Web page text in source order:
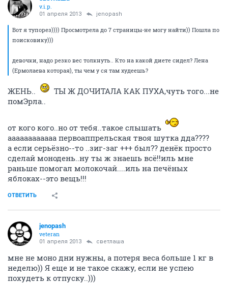
v.i.p.
01 апреля 2013 jenopash
Вот я тупорез)))) Просмотрела до 7 страницы-не могу найти)) Пошла по
поисковику)))
девочки, надо резко вес толкнуть.. Кто на какой диете сидел? Лена
(Ермолаева которая), ты чем у ся там худеешь?
ЖЕНЬ..
ТЫ Ж ДОЧИТАЛА КАК ПУХА,чуть того...не
помЭрла..
от кого кого..но от тебя..такое слышать
аааааааааааа первоаппрельская твоя шутка дда????
а если серьёзно--то ..зиг-заг +++ был?? денёк просто
сделай монодень..ну ты ж знаешь всё!!иль мне
раньше помогал молокочай....иль на печёных
яблоках--это вещь!!!
ОТВЕТИТЬ
jenopash
veteran
01 апреля 2013 светлаша
мне не моно дни нужны, а потеря веса больше 1 кг в
неделю)) Я еще и не такое скажу, если не успею
похудеть к отпуску..)))